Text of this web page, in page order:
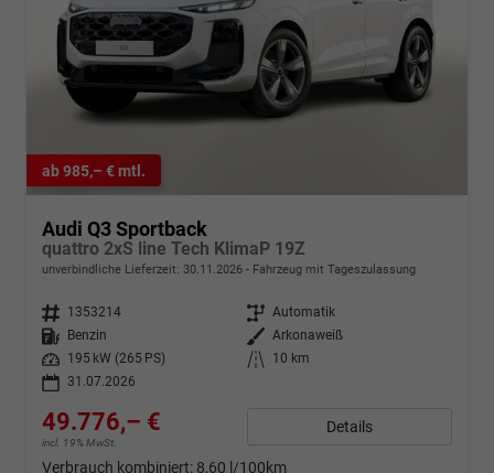
ab 985,– € mtl.
Audi Q3 Sportback
quattro 2xS line Tech KlimaP 19Z
unverbindliche Lieferzeit: 30.11.2026 Fahrzeug mit Tageszulassung
Fahrzeugnr. 1353214 Getriebe Automatik
Kraftstoff
Benzin Außenfarbe Arkonaweiß
Leistung
195 kW (265 PS) Kilometerstand
10 km
31.07.2026
49.776,– €
incl. 19% MwSt.
Details
Verbrauch kombiniert: 8,60 l/100km